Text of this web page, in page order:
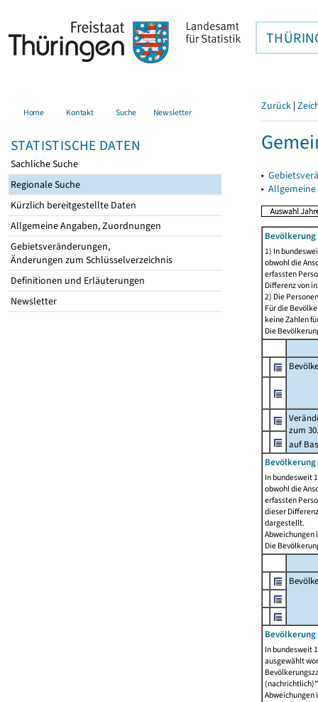
Home Kontakt Suche Newsletter
STATISTISCHE DATEN
Sachliche Suche
Regionale Suche
Kürzlich bereitgestellte Daten
Allgemeine Angaben, Zuordnungen
Gebietsveränderungen,
Änderungen zum Schlüsselverzeichnis
Definitionen und Erläuterungen
Newsletter
Zurück |
▸
▸
1) In
obwohl die
erfassten
Differenz von
2) Die
Für die
keine Zahlen
Die
zum
auf
Bevölkerung
In bundesweit
obwohl die
erfassten
dieser
dargestellt.
Abweichungen
Die
In bundesweit
ausgewählt
Abweichungen